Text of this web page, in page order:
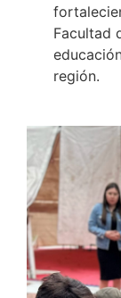
Facultad
región.